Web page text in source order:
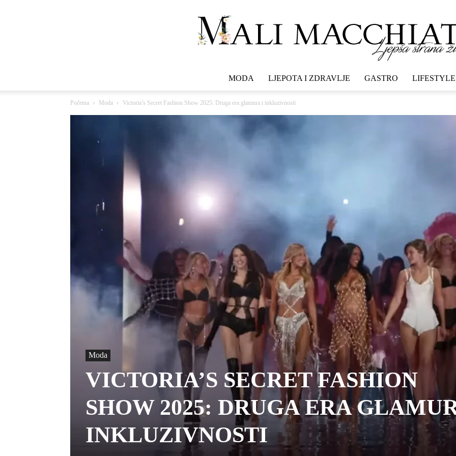
MODA LJEPOTA I ZDRAVLJE GASTRO LIFESTYLE
Početna Moda Victoria’s Secret Fashion Show 2025: Druga era glamura i inkluzivnosti
Moda
VICTORIA’S SECRET FASHION
SHOW 2025: DRUGA ERA
INKLUZIVNOSTI